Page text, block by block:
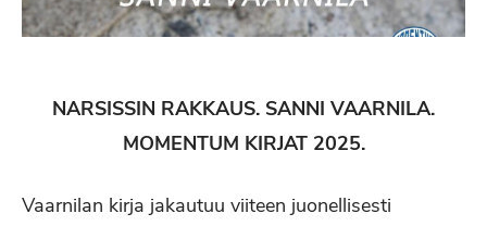
NARSISSIN RAKKAUS. SANNI VAARNILA.
MOMENTUM KIRJAT 2025.
Vaarnilan kirja jakautuu viiteen juonellisesti